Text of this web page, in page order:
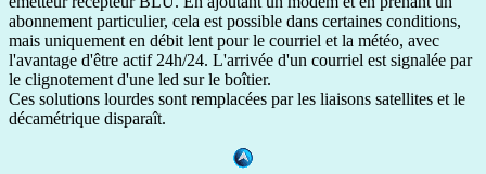
abonnement particulier, cela est possible dans certaines conditions,
mais uniquement en débit lent pour le courriel et la météo, avec
l'avantage d'être actif 24h/24. L'arrivée d'un courriel est signalée par
le clignotement d'une led sur le boîtier.
Ces solutions lourdes sont remplacées par les liaisons satellites et le
décamétrique disparaît.